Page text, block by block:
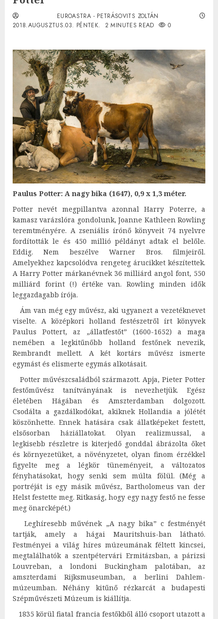
EUROASTRA - PETRÁSOVITS ZOLTÁN
2018.AUGUSZTUS.03. PÉNTEK.
2 MINUTES READ 0
Paulus Potter: A nagy bika (1647), 0,9 x 1,3 méter.
Potter nevét megpillantva azonnal Harry Poterre, a
kamasz varázslóra gondolunk, Joanne Kathleen Rowling
teremtményére. A zseniális írónő könyveit 74 nyelvre
fordították le és 450 millió példányt adtak el belőle.
Eddig. Nem beszélve Warner Bros. filmjeiről.
Amelyekhez kapcsolódva rengeteg árucikket készítettek.
A Harry Potter márkanévnek 36 milliárd angol font, 550
milliárd forint (!) értéke van. Rowling minden idők
leggazdagabb írója.
Ám van még egy művész, aki ugyanezt a vezetéknevet
viselte. A középkori holland festészetről írt könyvek
Paulus Pottert, az „állatfestőt” (1600-1652) a maga
nemében a legkitűnőbb holland festőnek nevezik,
Rembrandt mellett. A két kortárs művész ismerte
egymást és elismerte egymás alkotásait.
Potter művészcsaládból származott. Apja, Pieter Potter
festőművész tanítványának is nevezhetjük. Egész
életében Hágában és Amszterdamban dolgozott.
Csodálta a gazdálkodókat, akiknek Hollandia a jólétét
köszönhette. Ennek hatására csak állatképeket festett,
elsősorban háziállatokat. Olyan realizmussal, a
legkisebb részletre is kiterjedő gonddal ábrázolta őket
és környezetüket, a növényzetet, olyan finom érzékkel
figyelte meg a légkör tüneményeit, a változatos
fényhatásokat, hogy senki sem múlta fölül. (Még a
portréját is egy másik művész, Bartholomeus van der
Helst festette meg. Ritkaság, hogy egy nagy festő ne fesse
meg önarcképét.)
Leghíresebb művének „A nagy bika” c festményét
tartják, amely a hágai Mauritshuis-ban látható.
Festményei a világ híres múzeumának féltett kincsei,
megtalálhatók a szentpétervári Ermitázsban, a párizsi
Louvreban, a londoni Buckingham palotában, az
amszterdami Rijksmuseumban, a berlini Dahlem-
múzeumban. Néhány kitűnő rézkarcát a budapesti
Szépművészeti Múzeum is kiállítja.
1835 körül fiatal francia festőkből álló csoport utazott a